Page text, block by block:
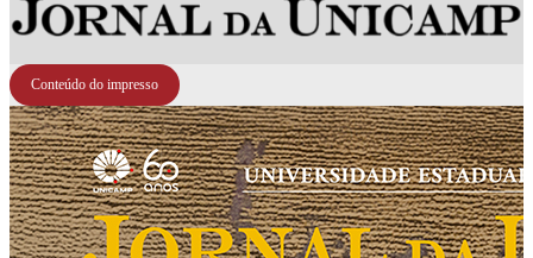
Conteúdo do impresso